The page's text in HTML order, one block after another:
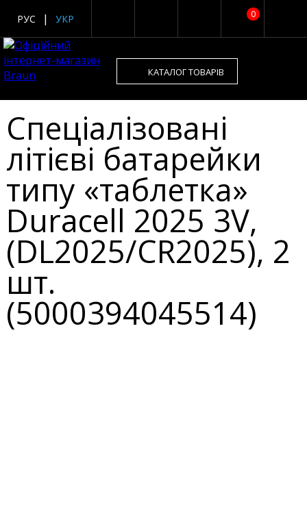
0
РУС УКР
КАТАЛОГ ТОВАРІВ
Спеціалізовані
літієві батарейки
типу «таблетка»
Duracell 2025 3V,
(DL2025/CR2025), 2
шт.
(5000394045514)